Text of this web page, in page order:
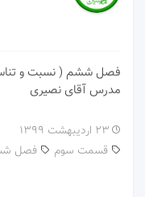
فصل ششم ( نسبت و
مدرس آقای نصیری
۲۳ اردیبهشت ۱۳۹۹
فصل
قسمت سوم